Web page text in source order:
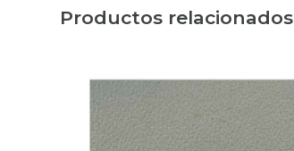
Productos relacionados